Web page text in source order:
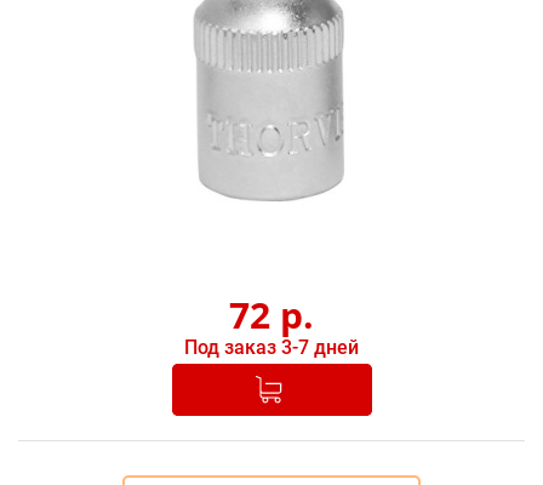
72 р.
Под заказ 3-7 дней
Добавлено в корзину